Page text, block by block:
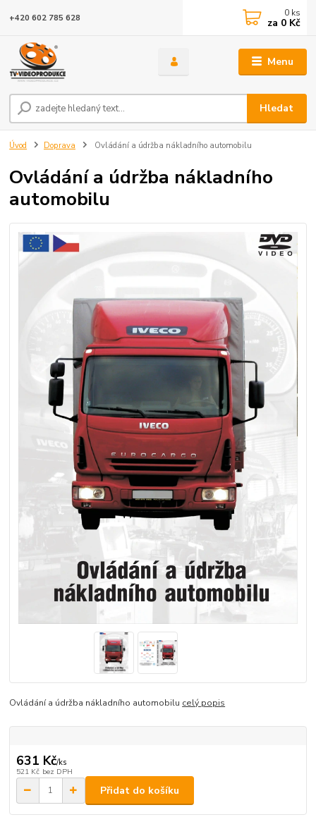
Menu
Hledat
+420 602 785 628 0 ks
za 0 Kč
Úvod Doprava Ovládání a údržba nákladního automobilu
Ovládání a údržba nákladního
automobilu
Ovládání a údržba nákladního automobilu celý popis
631 Kč/ks
521 Kč bez DPH
Přidat do košíku